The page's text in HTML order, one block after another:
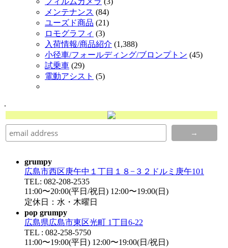
メンテナンス (84)
ユーズド商品 (21)
ロモグラフィ (3)
入荷情報/商品紹介 (1,388)
小径車/フォールディング/ブロンプトン (45)
試乗車 (29)
電動アシスト (5)
.
grumpy
広島市西区庚午中１丁目１８−３２ドルミ庚午101
TEL: 082-208-2535
11:00〜20:00(平日/祝日) 12:00〜19:00(日)
定休日：水・木曜日
pop grumpy
広島県広島市東区光町 1丁目6-22
TEL : 082-258-5750
11:00〜19:00(平日) 12:00〜19:00(日/祝日)